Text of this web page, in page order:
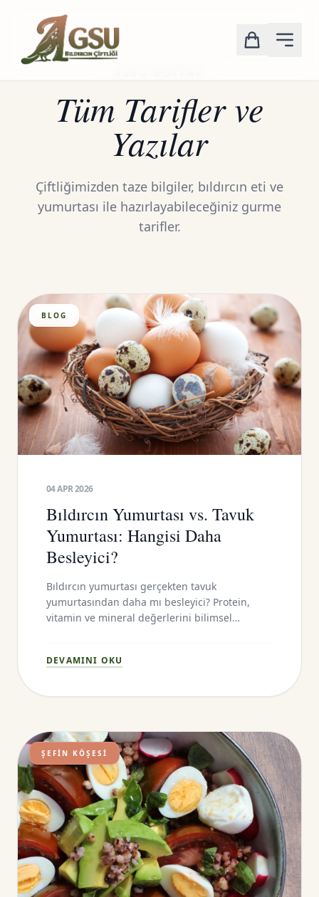
Tüm Tarifler ve
Yazılar
Çiftliğimizden taze bilgiler, bıldırcın eti ve
yumurtası ile hazırlayabileceğiniz gurme
tarifler.
BLOG
04 APR 2026
Bıldırcın Yumurtası vs. Tavuk
Yumurtası: Hangisi Daha
Besleyici?
Bıldırcın yumurtası gerçekten tavuk
yumurtasından daha mı besleyici? Protein,
vitamin ve mineral değerlerini bilimsel
DEVAMINI OKU
ŞEFIN KÖŞESI